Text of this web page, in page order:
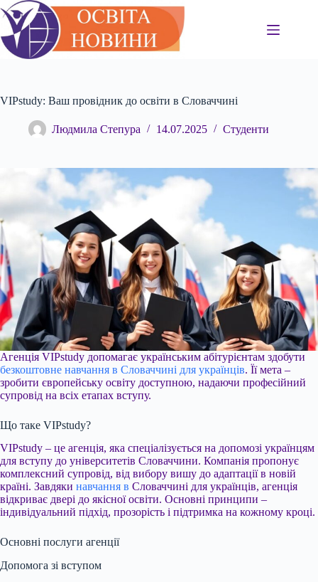
Перейти
до
вмісту
VIPstudy: Ваш провідник до освіти в Словаччині
Людмила Степура 14.07.2025 Студенти
Агенція VIPstudy допомагає українським абітурієнтам здобути
безкоштовне навчання в Словаччині для українців. Її мета –
зробити європейську освіту доступною, надаючи професійний
супровід на всіх етапах вступу.
Що таке VIPstudy?
VIPstudy – це агенція, яка спеціалізується на допомозі українцям
для вступу до університетів Словаччини. Компанія пропонує
комплексний супровід, від вибору вишу до адаптації в новій
країні. Завдяки навчання в Словаччині для українців, агенція
відкриває двері до якісної освіти. Основні принципи –
індивідуальний підхід, прозорість і підтримка на кожному кроці.
Основні послуги агенції
Допомога зі вступом